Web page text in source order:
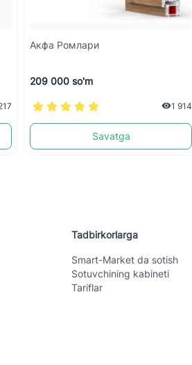
Акфа Ромлари
209 000 so'm
1 914
Savatga
Tadbirkorlarga
Smart-Mаrket da sotish
Sotuvchining kabineti
Tariflar